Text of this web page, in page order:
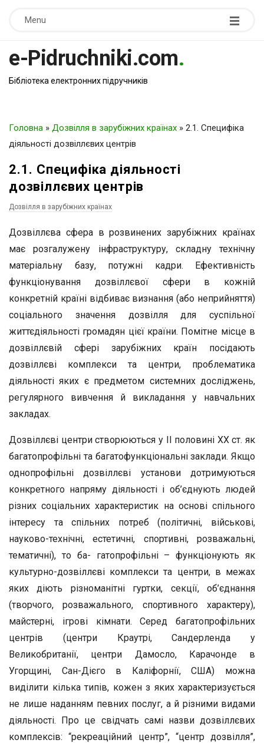
Menu
e-Pidruchniki.com.
Бібліотека електронних підручників
Головна » Дозвілля в зарубіжних країнах » 2.1. Специфіка
діяльності дозвіллєвих центрів
2.1. Специфіка діяльності
дозвіллєвих центрів
Дозвілля в зарубіжних країнах
Дозвіллєва сфера в розвинених зарубіжних країнах
має розгалужену інфраструктуру, складну технічну
матеріальну базу, потужні кадри. Ефективність
функціонування дозвіллєвої сфери в кожній
конкретній країні відбиває визнання (або неприйняття)
соціального значення дозвілля для суспільної
життєдіяльності громадян цієї країни. Помітне місце в
дозвіллєвій сфері зарубіжних країн посідають
дозвіллєві комплекси та центри, проблематика
діяльності яких є предметом системних досліджень,
регулярного вивчення й викладання у навчальних
закладах.
Дозвіллєві центри створюються у ІІ половині ХХ ст. як
багатопрофільні та багатофункціональні заклади. Якщо
однопрофільні дозвіллєві установи дотримуються
конкретного напряму діяльності і об’єднують людей
різних соціальних характеристик на основі спільного
інтересу та спільних потреб (політичні, військові,
науково-технічні, естетичні, спортивні, розважальні,
тематичні), то ба- гатопрофільні – функціонують як
культурно-дозвіллєві комплекси та центри, в межах
яких діють різноманітні гуртки, секції, об’єднання
(творчого, розважального, спортивного характеру),
майстерні, ігрові кімнати. Серед багатопрофільних
центрів (центри Краутрі, Сандерленда у
Великобританії, центри Дамосло, Карачонде в
Угорщині, Сан-Дієго в Каліфорнії, США) можна
виділити кілька типів, кожен з яких характеризується
не лише наданням певних послуг, а й різними видами
діяльності. Про це свідчать самі назви дозвіллєвих
комплексів: “рекреаційний центр”, “центр дозвілля”,